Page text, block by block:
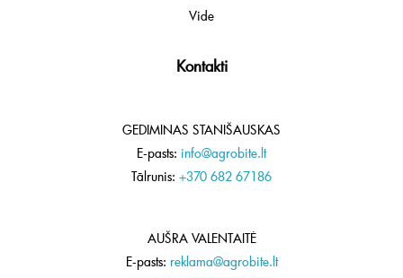
Vide
Kontakti
GEDIMINAS STANIŠAUSKAS
E-pasts: info@agrobite.lt
Tālrunis: +370 682 67186
AUŠRA VALENTAITĖ
E-pasts: reklama@agrobite.lt